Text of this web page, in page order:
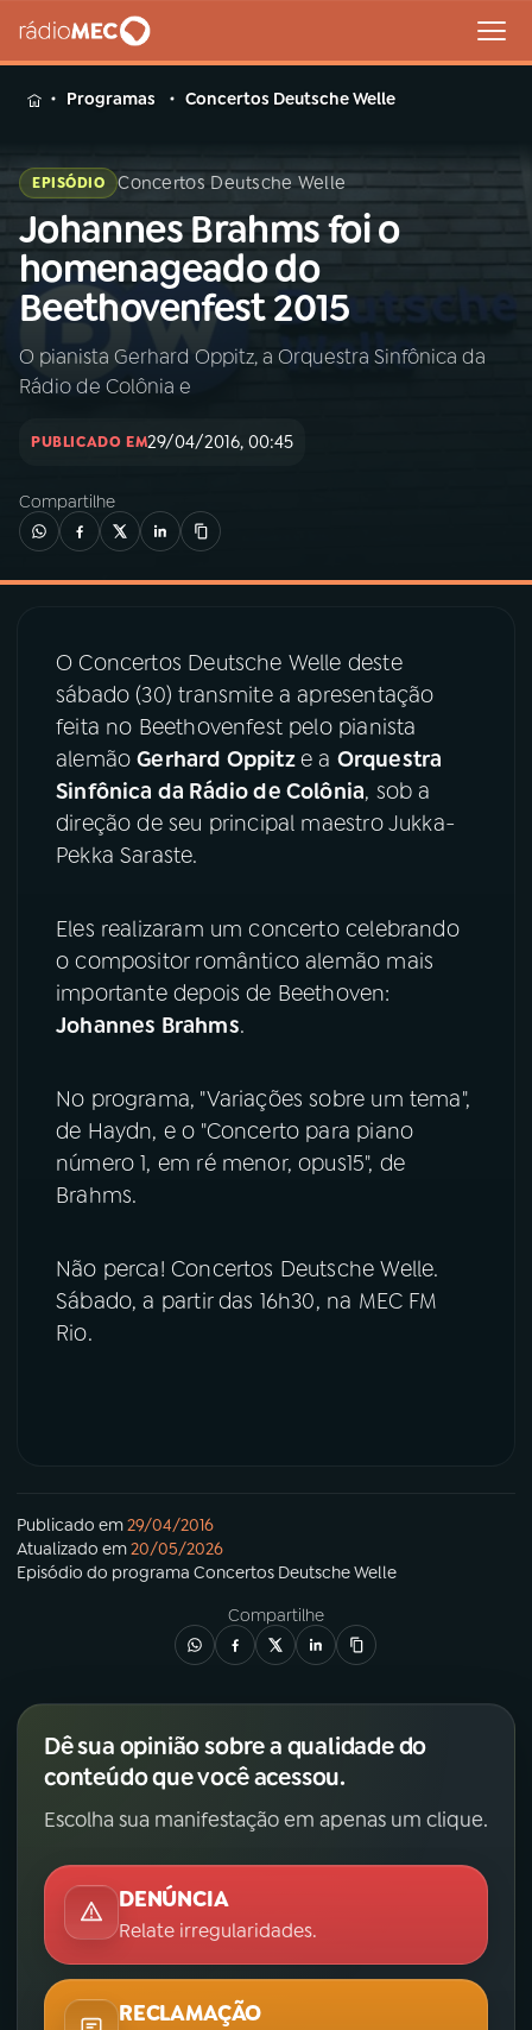
MENU
Buscar
na
Rádio
MEC
Buscar
Início AO VIVO
INÍCIO
02A RÁDIO
03PROGRAMAÇÃO
04PROGRAMAS
PODCASTS
06VIDEOCASTS
PRÊMIO RÁDIO MEC
YouTube
Instagram X
Programas Concertos Deutsche Welle
EPISÓDIO Concertos Deutsche Welle
Johannes Brahms foi o
homenageado do
Beethovenfest 2015
O pianista Gerhard Oppitz, a Orquestra Sinfônica da
Rádio de Colônia e
PUBLICADO EM29/04/2016, 00:45
Compartilhe
O Concertos Deutsche Welle deste
sábado (30) transmite a apresentação
feita no Beethovenfest pelo pianista
alemãoGerhard Oppitze a Orquestra
Sinfônica da Rádio de Colônia, sob a
direção de seu principal maestro Jukka-
Pekka Saraste.
Eles realizaram um concerto celebrando
o compositor romântico alemão mais
importante depois de Beethoven:
Johannes Brahms.
No programa, "Variações sobre um tema",
de Haydn, e o "Concerto para piano
número 1, em ré menor, opus15", de
Brahms.
Não perca! Concertos Deutsche Welle.
Sábado, a partir das 16h30, na MEC FM
Rio.
Publicado em29/04/2016
Atualizado em20/05/2026
Episódio do programa Concertos Deutsche Welle
Compartilhe
Dê sua opinião sobre a qualidade do
conteúdo que você acessou.
Escolha sua manifestação em apenas um clique.
DENÚNCIA
Relate irregularidades.
RECLAMAÇÃO